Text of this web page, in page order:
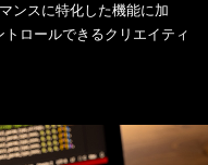
ンスに特化した機能に加
ロールできるクリエイティ